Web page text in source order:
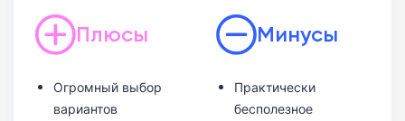
Плюсы
Огромный выбор
вариантов
Минусы
Практически
бесполезное